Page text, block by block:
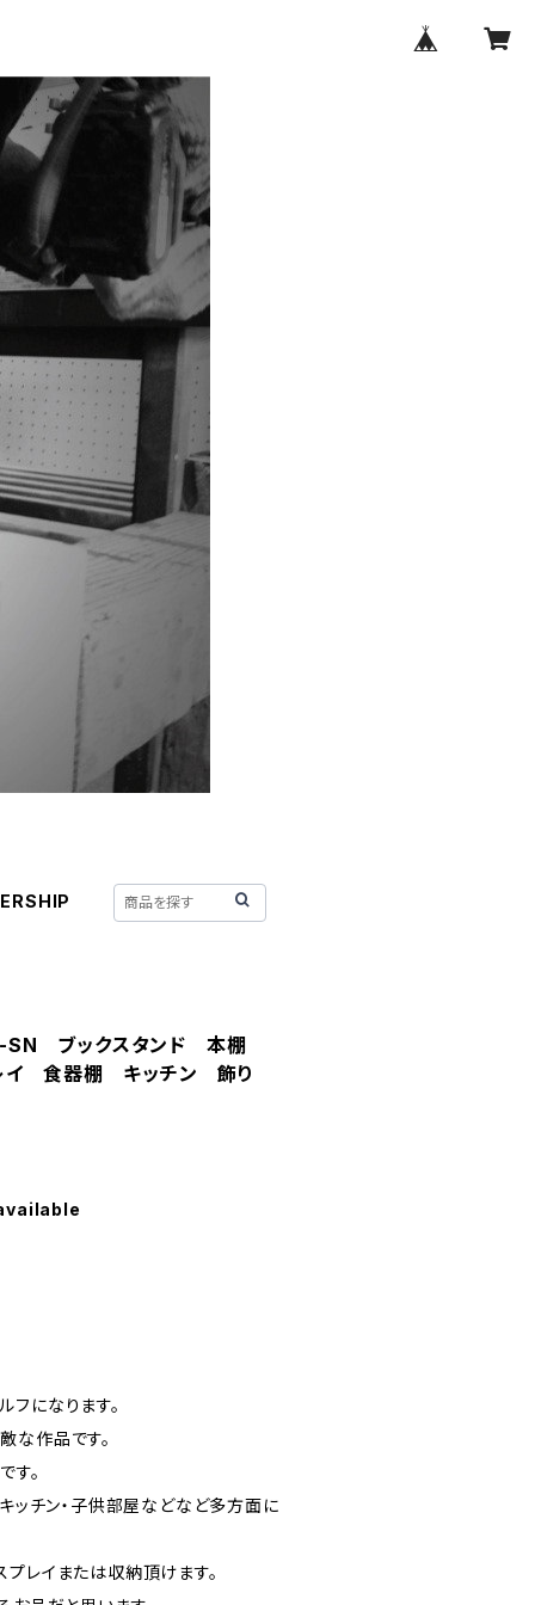
ブックスタンド 本棚
イ 食器棚 キッチン 飾り
になります。
な作品です。
す。
キッチン・子供部屋などなど多方面に
レイまたは収納頂けます。